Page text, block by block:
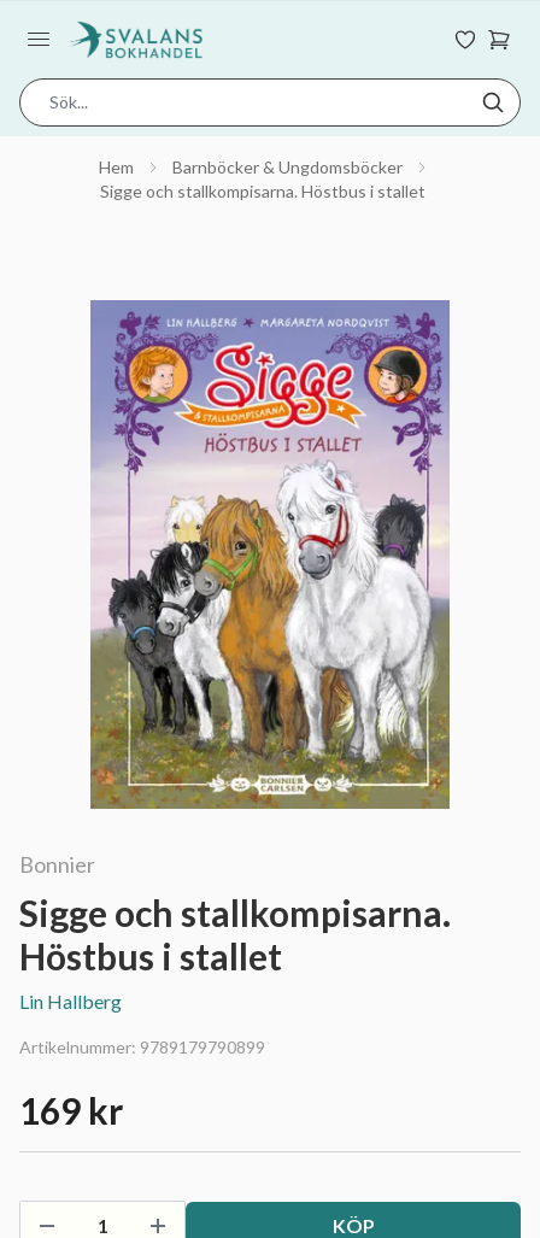
Hem
Barnböcker & Ungdomsböcker
Sigge och stallkompisarna. Höstbus i stallet
Bonnier
Sigge och stallkompisarna.
Höstbus i stallet
Lin Hallberg
Artikelnummer: 9789179790899
169 kr
KÖP